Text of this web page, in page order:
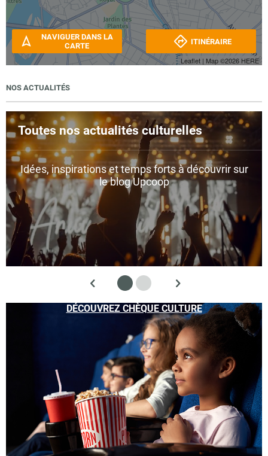
Leaflet | Map ©2026 HERE
NAVIGUER DANS LA
CARTE
ITINÉRAIRE
NOS ACTUALITÉS
Toutes nos actualités culturelles
Idées, inspirations et temps forts à découvrir sur
le blog Upcoop
DÉCOUVREZ CHÈQUE CULTURE